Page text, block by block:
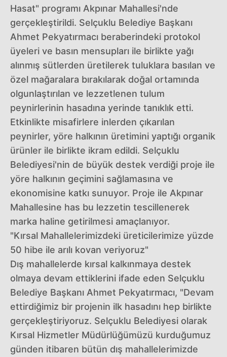
Hasat" programı Akpınar Mahallesi'nde
gerçekleştirildi. Selçuklu Belediye Başkanı
Ahmet Pekyatırmacı beraberindeki protokol
üyeleri ve basın mensupları ile birlikte yağı
alınmış sütlerden üretilerek tuluklara basılan ve
özel mağaralara bırakılarak doğal ortamında
olgunlaştırılan ve lezzetlenen tulum
peynirlerinin hasadına yerinde tanıklık etti.
Etkinlikte misafirlere inlerden çıkarılan
peynirler, yöre halkının üretimini yaptığı organik
ürünler ile birlikte ikram edildi. Selçuklu
Belediyesi'nin de büyük destek verdiği proje ile
yöre halkının geçimini sağlamasına ve
ekonomisine katkı sunuyor. Proje ile Akpınar
Mahallesine has bu lezzetin tescillenerek
marka haline getirilmesi amaçlanıyor.
"Kırsal Mahallelerimizdeki üreticilerimize yüzde
50 hibe ile arılı kovan veriyoruz"
Dış mahallelerde kırsal kalkınmaya destek
olmaya devam ettiklerini ifade eden Selçuklu
Belediye Başkanı Ahmet Pekyatırmacı, "Devam
ettirdiğimiz bir projenin ilk hasadını hep birlikte
gerçekleştiriyoruz. Selçuklu Belediyesi olarak
Kırsal Hizmetler Müdürlüğümüzü kurduğumuz
günden itibaren bütün dış mahallelerimizde